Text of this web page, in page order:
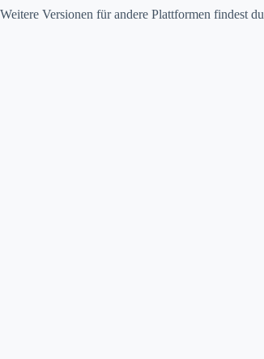
Weitere Versionen für andere Plattformen findest du